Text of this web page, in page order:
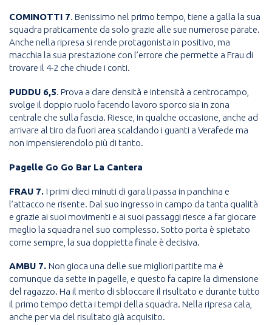
COMINOTTI 7. Benissimo nel primo tempo, tiene a galla la sua
squadra praticamente da solo grazie alle sue numerose parate.
Anche nella ripresa si rende protagonista in positivo, ma
macchia la sua prestazione con l’errore che permette a Frau di
trovare il 4-2 che chiude i conti.
PUDDU 6,5. Prova a dare densità e intensità a centrocampo,
svolge il doppio ruolo facendo lavoro sporco sia in zona
centrale che sulla fascia. Riesce, in qualche occasione, anche ad
arrivare al tiro da fuori area scaldando i guanti a Verafede ma
non impensierendolo più di tanto.
Pagelle Go Go Bar La Cantera
FRAU 7. I primi dieci minuti di gara li passa in panchina e
l’attacco ne risente. Dal suo ingresso in campo da tanta qualità
e grazie ai suoi movimenti e ai suoi passaggi riesce a far giocare
meglio la squadra nel suo complesso. Sotto porta è spietato
come sempre, la sua doppietta finale è decisiva.
AMBU 7. Non gioca una delle sue migliori partite ma è
comunque da sette in pagelle, e questo fa capire la dimensione
del ragazzo. Ha il merito di sbloccare il risultato e durante tutto
il primo tempo detta i tempi della squadra. Nella ripresa cala,
anche per via del risultato già acquisito.